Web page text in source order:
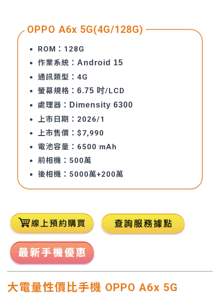
OPPO A6x 5G(4G/128G)
ROM：128G
作業系統： Android 15
通訊類型：4G
螢幕規格： 6.75 吋/LCD
處理器： Dimensity 6300
上市日期：2026/1
上市售價：$7,990
電池容量：6500 mAh
前相機：500萬
後相機：5000萬+200萬
大電量性價比手機 OPPO A6x 5G